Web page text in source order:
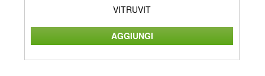
VITRUVIT